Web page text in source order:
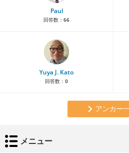
Paul
回答数： 66
Yuya J. Kato
回答数： 0
アンカー
メニュー